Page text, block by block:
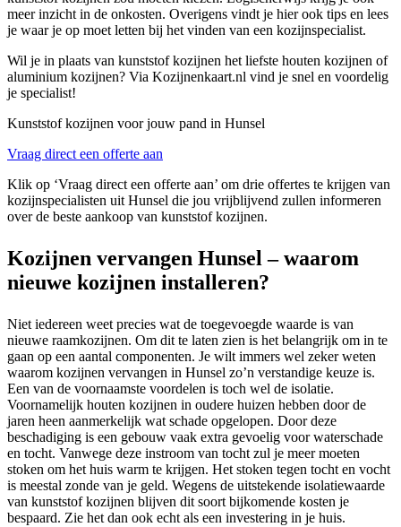
meer inzicht in de onkosten. Overigens vindt je hier ook tips en lees
je waar je op moet letten bij het vinden van een kozijnspecialist.
Wil je in plaats van kunststof kozijnen het liefste houten kozijnen of
aluminium kozijnen? Via Kozijnenkaart.nl vind je snel en voordelig
je specialist!
Kunststof kozijnen voor jouw pand in Hunsel
Vraag direct een offerte aan
Klik op ‘Vraag direct een offerte aan’ om drie offertes te krijgen van
kozijnspecialisten uit Hunsel die jou vrijblijvend zullen informeren
over de beste aankoop van kunststof kozijnen.
Kozijnen vervangen Hunsel – waarom
nieuwe kozijnen installeren?
Niet iedereen weet precies wat de toegevoegde waarde is van
nieuwe raamkozijnen. Om dit te laten zien is het belangrijk om in te
gaan op een aantal componenten. Je wilt immers wel zeker weten
waarom kozijnen vervangen in Hunsel zo’n verstandige keuze is.
Een van de voornaamste voordelen is toch wel de isolatie.
Voornamelijk houten kozijnen in oudere huizen hebben door de
jaren heen aanmerkelijk wat schade opgelopen. Door deze
beschadiging is een gebouw vaak extra gevoelig voor waterschade
en tocht. Vanwege deze instroom van tocht zul je meer moeten
stoken om het huis warm te krijgen. Het stoken tegen tocht en vocht
is meestal zonde van je geld. Wegens de uitstekende isolatiewaarde
van kunststof kozijnen blijven dit soort bijkomende kosten je
bespaard. Zie het dan ook echt als een investering in je huis.